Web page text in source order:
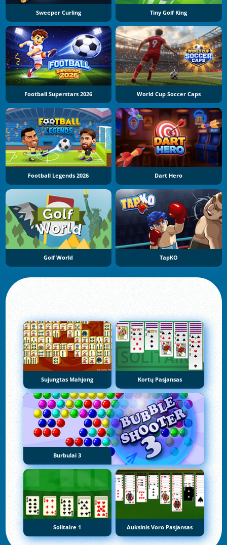
Sweeper Curling Tiny Golf King
Football Superstars 2026 World Cup Soccer Caps
Football Legends 2026 Dart Hero
Golf World TapKO
Sujungtas Mahjong Kortų Pasjansas
Burbulai 3
Solitaire 1 Auksinis Voro Pasjansas